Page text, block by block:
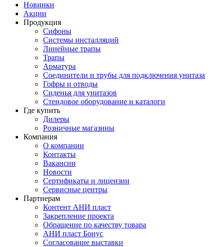
Новинки
Акции
Продукция
Сифоны
Системы инсталляций
Линейные трапы
Трапы
Арматура
Соединители и трубы для подключения унитаза
Гофры и отводы
Сиденья для унитазов
Стендовое оборудование и каталоги
Где купить
Дилеры
Розничные магазины
Компания
О компании
Контакты
Вакансии
Новости
Сертификаты и лицензии
Сервисные центры
Партнерам
Контент АНИ пласт
Закрепление проекта
Обращение по качеству товара
АНИ пласт Бонус
Согласование выставки